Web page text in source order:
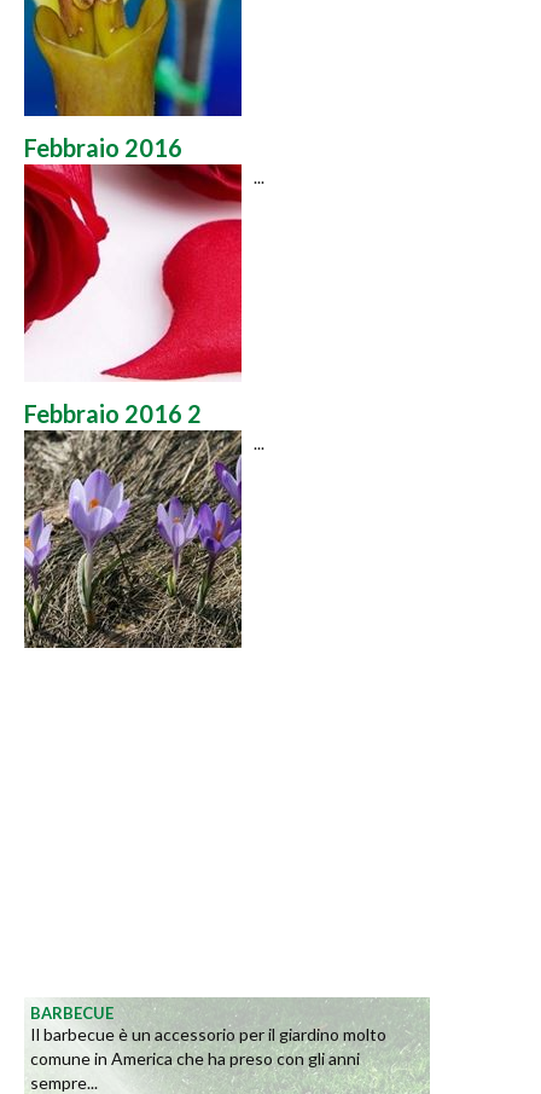
Febbraio 2016
...
Febbraio 2016 2
...
BARBECUE
Il barbecue è un accessorio per il giardino molto
comune in America che ha preso con gli anni
sempre...